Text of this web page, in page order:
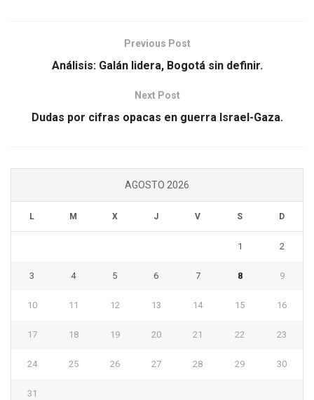
Previous Post
Análisis: Galán lidera, Bogotá sin definir.
Next Post
Dudas por cifras opacas en guerra Israel-Gaza.
AGOSTO 2026
L M X J V S D
1 2
3 4 5 6 7 8 9
10 11 12 13 14 15 16
17 18 19 20 21 22 23
24 25 26 27 28 29 30
31